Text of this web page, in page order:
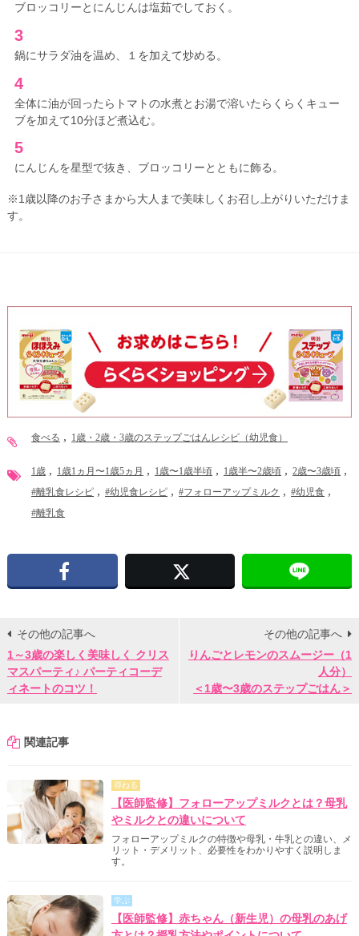
ブロッコリーとにんじんは塩茹でしておく。
3
鍋にサラダ油を温め、１を加えて炒める。
4
全体に油が回ったらトマトの水煮とお湯で溶いたらくらくキュー
ブを加えて10分ほど煮込む。
5
にんじんを星型で抜き、ブロッコリーとともに飾る。
※1歳以降のお子さまから大人まで美味しくお召し上がりいただけま
す。
食べる 1歳・2歳・3歳のステップごはんレシピ（幼児食）
1歳 1歳1ヵ月〜1歳5ヵ月 1歳〜1歳半頃 1歳半〜2歳頃 2歳〜3歳頃
#離乳食レシピ #幼児食レシピ #フォローアップミルク #幼児食
#離乳食
その他の記事へ
1～3歳の楽しく美味しく クリス
マスパーティ♪ パーティコーデ
ィネートのコツ！
その他の記事へ
りんごとレモンのスムージー（1
人分）
＜1歳〜3歳のステップごはん＞
関連記事
尋ねる
【医師監修】フォローアップミルクとは？母乳
やミルクとの違いについて
フォローアップミルクの特徴や母乳・牛乳との違い、メ
リット・デメリット、必要性をわかりやすく説明しま
す。
学ぶ
【医師監修】赤ちゃん（新生児）の母乳のあげ